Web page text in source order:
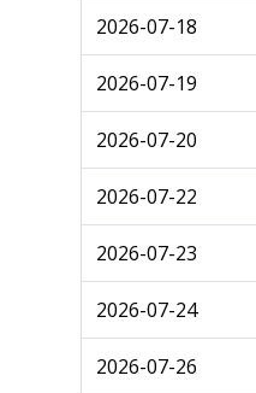
2026-07-18
2026-07-19
2026-07-20
2026-07-22
2026-07-23
2026-07-24
2026-07-26